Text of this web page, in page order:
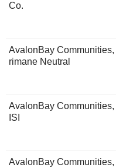
Co.
AvalonBay
rimane Neutral
AvalonBay
ISI
AvalonBay